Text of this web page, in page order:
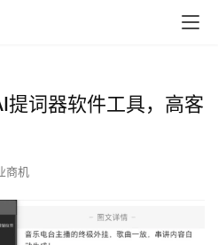
提词器软件工具，高客
商机